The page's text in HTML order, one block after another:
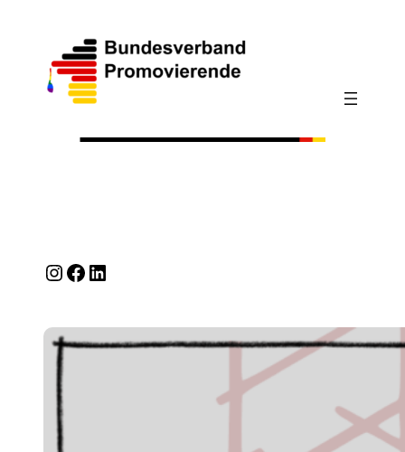
InstagramFacebook LinkedIn